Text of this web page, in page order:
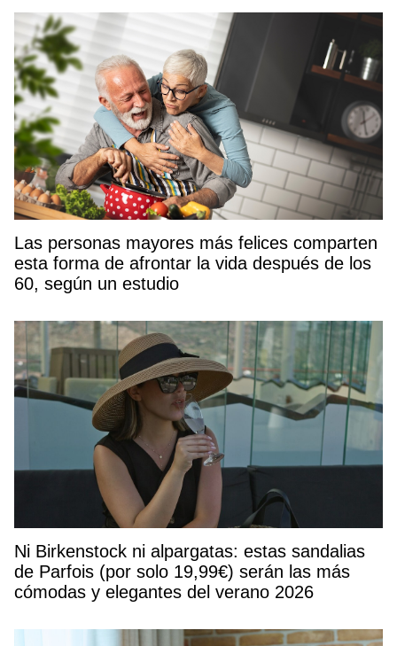
Las personas mayores más felices comparten
esta forma de afrontar la vida después de los
60, según un estudio
Ni Birkenstock ni alpargatas: estas sandalias
de Parfois (por solo 19,99€) serán las más
cómodas y elegantes del verano 2026